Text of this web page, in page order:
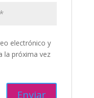
electrónico y
la próxima vez